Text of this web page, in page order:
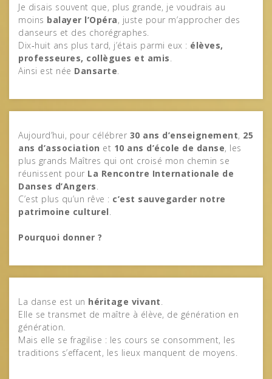
Je disais souvent que, plus grande, je voudrais au
moins balayer l’Opéra, juste pour m’approcher des
danseurs et des chorégraphes.
Dix‑huit ans plus tard, j’étais parmi eux : élèves,
professeures, collègues et amis.
Ainsi est née Dansarte.
Aujourd’hui, pour célébrer 30 ans d’enseignement, 25
ans d’association et 10 ans d’école de danse, les
plus grands Maîtres qui ont croisé mon chemin se
réunissent pour La Rencontre Internationale de
Danses d’Angers.
C’est plus qu’un rêve : c’est sauvegarder notre
patrimoine culturel.
Pourquoi donner ?
La danse est un héritage vivant.
Elle se transmet de maître à élève, de génération en
génération.
Mais elle se fragilise : les cours se consomment, les
traditions s’effacent, les lieux manquent de moyens.